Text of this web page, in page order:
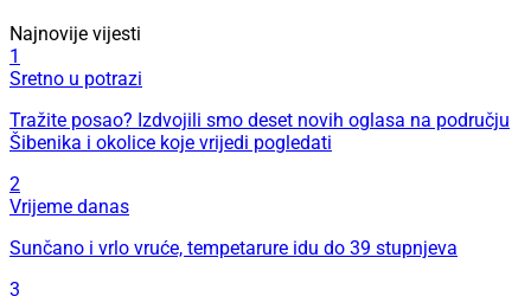
Najnovije vijesti
1
Sretno u potrazi
Tražite posao? Izdvojili smo deset novih oglasa na području
Šibenika i okolice koje vrijedi pogledati
2
Vrijeme danas
Sunčano i vrlo vruće, tempetarure idu do 39 stupnjeva
3